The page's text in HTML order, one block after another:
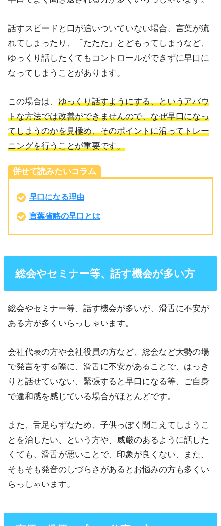
話すスピードと口が追いついていない場合、言葉が流
れてしまったり、「たたた」とどもってしまうなど、
ゆっくり話したくてもコントロールができずに早口に
なってしまうことがあります。
この場合は、ゆっくり話すようにする、というアバウ
トな方法では改善ができませんので、なぜ早口になっ
てしまうのかを見極め、そのポイントに沿ってトレー
ニングを行うことが重要です。
併せて読みたいコラム
早口になる理由
言葉省略の早口とは
総会やセミナー等、話す機会が多い方
総会やセミナー等、話す機会が多いが、滑舌に不安が
ある方が多くいらっしゃいます。
会社代表の方や会社役員の方など、総会など大勢の場
で発言をする際に、滑舌に不安があることで、はっき
りと話せていない、緊張すると早口になる等、ご自身
で違和感を感じている場合がほとんどです。
また、舌足らずなため、子供っぽく聞こえてしまうこ
とを治したい、という方や、威厳のあるように話した
くても、滑舌が悪いことで、印象が良くない、また、
そもそも発音のしづらさがあるとお悩みの方も多くい
らっしゃいます。